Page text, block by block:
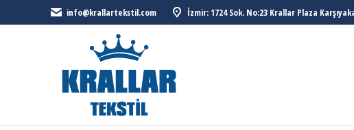
info@krallartekstil.com İzmir: 1724 Sok. No:23 Krallar Plaza
ANA SAYFA KURUMSAL ÜRÜNLER